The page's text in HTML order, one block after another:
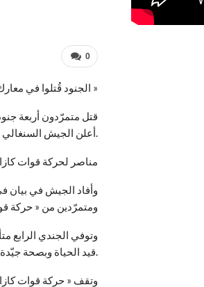
0
الجنود قُتلوا في معارك دارت في 24 يناير بين الجيش السنغالي ومتمرّدين من « حركة قوات كازامانس الديموقراطية »
قتل متمرّدون أربعة
أعلن الجيش السنغالي في بيان.
مناصر لحركة قوات
ومتمرّدين من « حركة
وتوفي الجندي الرابع
قيد الحياة وبصحة جيّدة »، وفق الجيش.
وتقف « حركة قوات